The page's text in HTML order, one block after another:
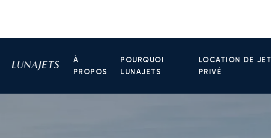
À
PROPOS
POURQUOI
LUNAJETS
LOCATION DE JET
PRIVÉ